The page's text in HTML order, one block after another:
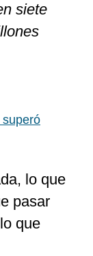
siete
lo que
pasar
que